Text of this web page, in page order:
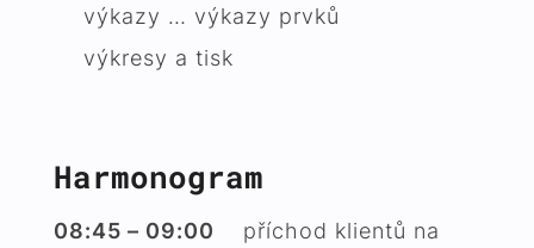
výkazy … výkazy prvků
výkresy a tisk
Harmonogram
08:45 – 09:00 příchod klientů na